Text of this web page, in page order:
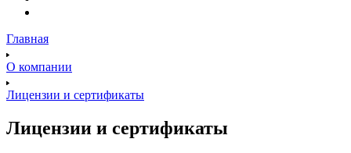
Главная
О компании
Лицензии и сертификаты
Лицензии и сертификаты